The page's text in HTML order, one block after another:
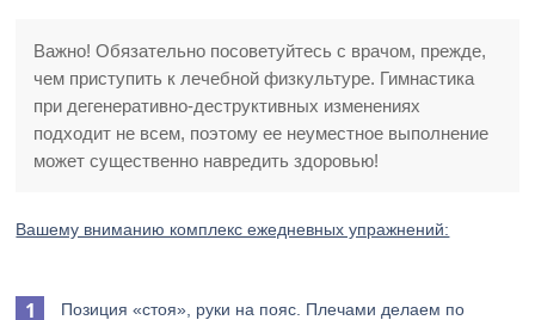
Важно! Обязательно посоветуйтесь с врачом, прежде,
чем приступить к лечебной физкультуре. Гимнастика
при дегенеративно-деструктивных изменениях
подходит не всем, поэтому ее неуместное выполнение
может существенно навредить здоровью!
Вашему вниманию комплекс ежедневных упражнений:
Позиция «стоя», руки на пояс. Плечами делаем по